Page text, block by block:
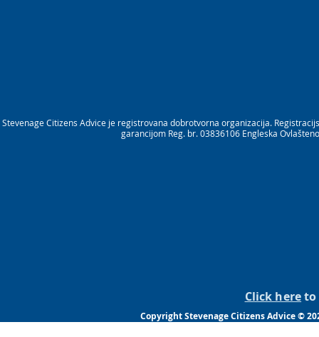
Stevenage Citizens Advice je registrovana dobrotvorna organizacija.
garancijom Reg. br. 03836106 Engleska
Click hereto
Copyright Stevenage Citizens Advice ©